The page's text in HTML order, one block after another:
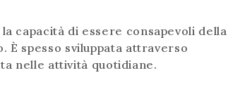
capacità di essere consapevoli della
spesso sviluppata attraverso
nelle attività quotidiane.